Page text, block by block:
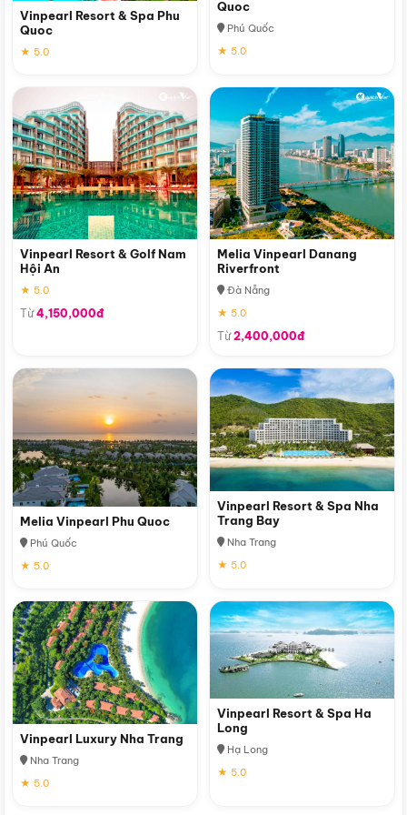
Vinpearl Resort & Spa Phu
Quoc
★ 5.0
Quoc
Phú Quốc
★ 5.0
Vinpearl Resort & Golf Nam
Hội An
★ 5.0
Từ4,150,000đ
Melia Vinpearl Danang
Riverfront
Đà Nẵng
★ 5.0
Từ2,400,000đ
Melia Vinpearl Phu Quoc
Phú Quốc
★ 5.0
Vinpearl Resort & Spa Nha
Trang Bay
Nha Trang
★ 5.0
Vinpearl Luxury Nha Trang
Nha Trang
★ 5.0
Vinpearl Resort & Spa Ha
Long
Hạ Long
★ 5.0